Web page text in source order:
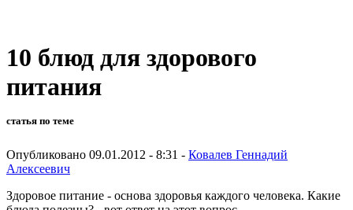
10 блюд для здорового
питания
статья по теме
Опубликовано 09.01.2012 - 8:31 - Ковалев Геннадий
Алексеевич
Здоровое питание - основа здоровья каждого человека. Какие